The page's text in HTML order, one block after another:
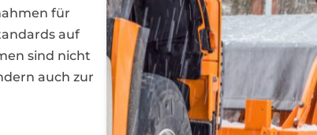
für
auf
sind nicht
auch zur